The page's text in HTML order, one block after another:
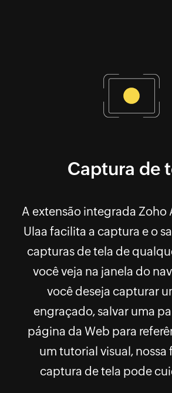
Captura de
A extensão integrada
Ulaa facilita a captura e o
capturas de tela de
você veja na janela do
você deseja capturar
engraçado, salvar uma
página da Web para
um tutorial visual, nossa
captura de tela pode